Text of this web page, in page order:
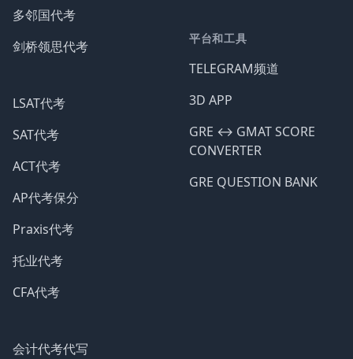
多邻国代考
剑桥领思代考
LSAT代考
SAT代考
ACT代考
AP代考保分
Praxis代考
托业代考
CFA代考
会计代考代写
平台和工具
TELEGRAM频道
3D APP
GRE ↔️ GMAT SCORE
CONVERTER
GRE QUESTION BANK